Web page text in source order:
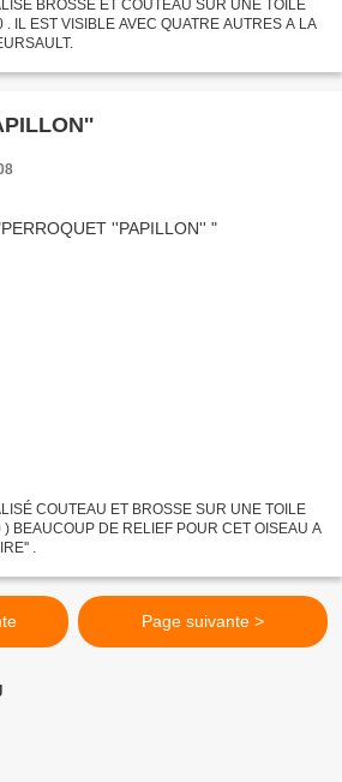
BROSSE ET COUTEAU SUR UNE TOILE
. IL EST VISIBLE AVEC QUATRE AUTRES A LA
COUTEAU ET BROSSE SUR UNE TOILE
BEAUCOUP DE RELIEF POUR CET OISEAU A
.
Page suivante >